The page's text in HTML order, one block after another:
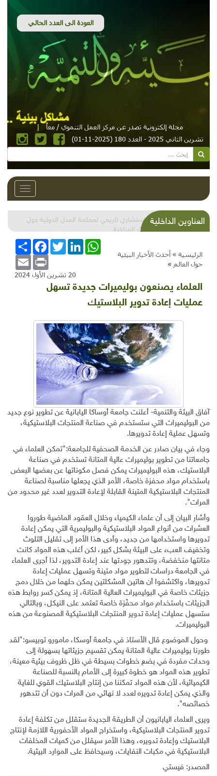
مجلة إلكترونية تصدر عن مركز العمل التنموي / معاً
|
تشرين الثاني 2025 - العدد 180 (2025-11-01)
Toggle
العناوين الداخليةشذرات بيئية وتنموية...بنية تحتية وحلويات قبيحة
وحاكورة ونوبل وزيتون و"سيباط"
الرئيسية » أحدث الأخبار البيئية
حول العالم »
انشر
FacebookTwitterLinkedInWhatsApp
Email Print
20 تشرين الأول 2024
العلماء يصنعون بوليميرات جديدة تسهل
عمليات إعادة تدوير البلاستيك
آفاق البيئة والتنمية- أعلنت جامعة أوساكا اليابانية عن تطوير نوع جديد
من البوليميرات التي ستستخدم في صناعة المنتجات البلاستيكية،
وتسهل عملية إعادة تدويرها.
وجاء في بيان صادر عن الخدمة الصحفية للجامعة:"تمكن العلماء في
جامعاتنا من تطوير بوليميرات عالية المتانة تستخدم في صناعة
البلاستيك، هذه البوليميرات يمكن فصل مكوناتها عن بعضها البعض
باستخدام مواد محفزة خاصة، الأمر الذي يجعلها مناسبة لصناعة
المنتجات البلاستيكية المتينة القابلة لإعادة التدوير لعدد غير محدود من
المرات".
وأشار البيان إلى أن علماء الكيمياء وخلال العقود الماضية طوروا
العشرات من أنواع المواد البلاستيكية والبوليمرية التي يمكن إعادة
تدويرها واستخدامها من جديد، وأدى هذا الأمر إلى تقليل التلوث
وتخفيف العبء على البيئة بشكل كبير، لكن أغلب هذه المواد كانت
متانتها منخفضة، وتتدهور جودتها عند إعادة التدوير، لذا أجرى العلماء
في الجامعة دراسات لتطوير مواد متينة وتسهل عمليات إعادة
تدويرها، واكتشفوا أن هاتين المشكلتين يمكن حلهما من خلال دمج
جزيئات خاصة في البوليميرات العالية المتانة، إذ يمكن كسر روابط هذه
الجزيئات باستخدام مواد محفّزة خاصة تعتمد على النيكل، وبالتالي
ستسهل عمليات إعادة تدوير المنتجات البلاستيكية المصنوعة من هذه
البوليميرات.
وحول الموضوع قال الأستاذ في جامعة أوسكا، مامورو توبيسو:"لقد
طورنا بوليميرات عالية المتانة يمكن تقسيم جزيئاتها بسهولة إلى
وحدات مفردة في بضع خطوات بسيطة في ظل ظروف بيئية معينة،
تطوير هذه المواد هو خطوة كبيرة إلى الأمام بالنسبة للصناعة
الكيميائية، لأن هذه المواد تمكننا من إنتاج البلاستيك القوي للغاية
والذي يمكن إعادة تدويره لعدد لا نهائي من المرات دون أن تتدهور
خصائصه".
ويرى العلماء اليابانيون أن الطريقة الجديدة ستقلل من تكلفة إعادة
تدوير المنتجات البلاستيكية، واستخراج المواد الأحفورية اللازمة لإنتاج
البلاستيك وإعادة تدويره، وهذا الأمر سيقلل من كميات المخلفات
البلاستيكية في مكبات النفايات، وسيحافظ على الموارد البيئية.
المصدر: فيستي